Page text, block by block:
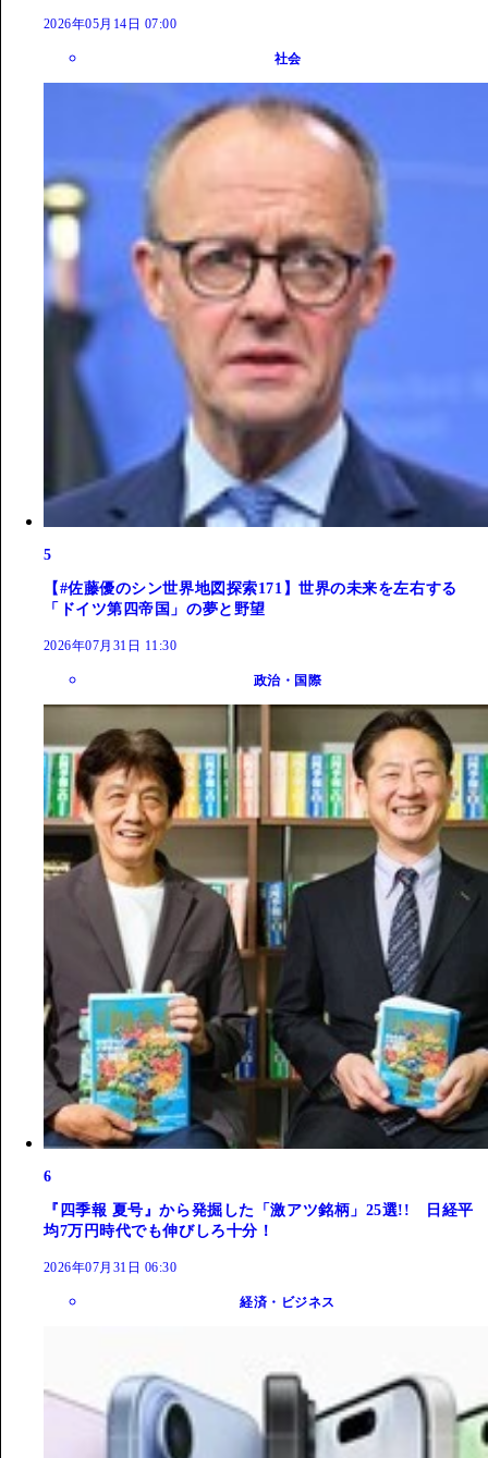
2026年05月14日 07:00
社会
5
【#佐藤優のシン世界地図探索171】世界の未来を左右する
「ドイツ第四帝国」の夢と野望
2026年07月31日 11:30
政治・国際
6
『四季報 夏号』から発掘した「激アツ銘柄」25選!! 日経平
均7万円時代でも伸びしろ十分！
2026年07月31日 06:30
経済・ビジネス